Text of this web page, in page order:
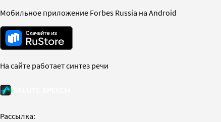
Мобильное приложение Forbes Russia на Android
На сайте работает синтез речи
Рассылка: